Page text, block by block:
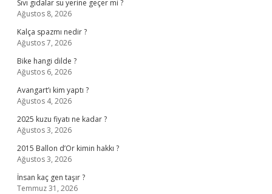
Sıvı gıdalar su yerine geçer mi ?
Ağustos 8, 2026
Kalça spazmı nedir ?
Ağustos 7, 2026
Bike hangi dilde ?
Ağustos 6, 2026
Avangart’ı kim yaptı ?
Ağustos 4, 2026
2025 kuzu fiyatı ne kadar ?
Ağustos 3, 2026
2015 Ballon d’Or kimin hakkı ?
Ağustos 3, 2026
İnsan kaç gen taşır ?
Temmuz 31, 2026